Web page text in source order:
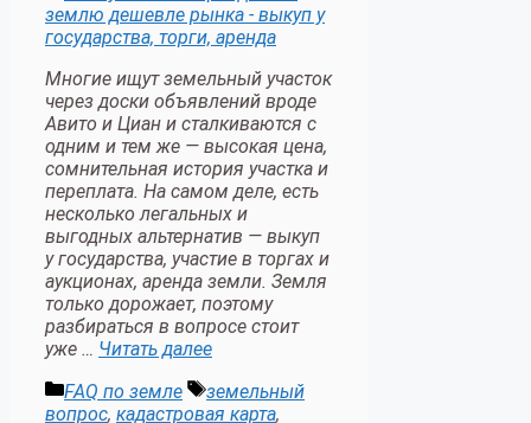
Многие ищут земельный участок
через доски объявлений вроде
Авито и Циан и сталкиваются с
одним и тем же — высокая цена,
сомнительная история участка и
переплата. На самом деле, есть
несколько легальных и
выгодных альтернатив — выкуп
у государства, участие в торгах и
аукционах, аренда земли. Земля
только дорожает, поэтому
разбираться в вопросе стоит
уже … Читать далее
Рубрики
FAQ по земле Метки
земельный
вопрос, кадастровая карта,